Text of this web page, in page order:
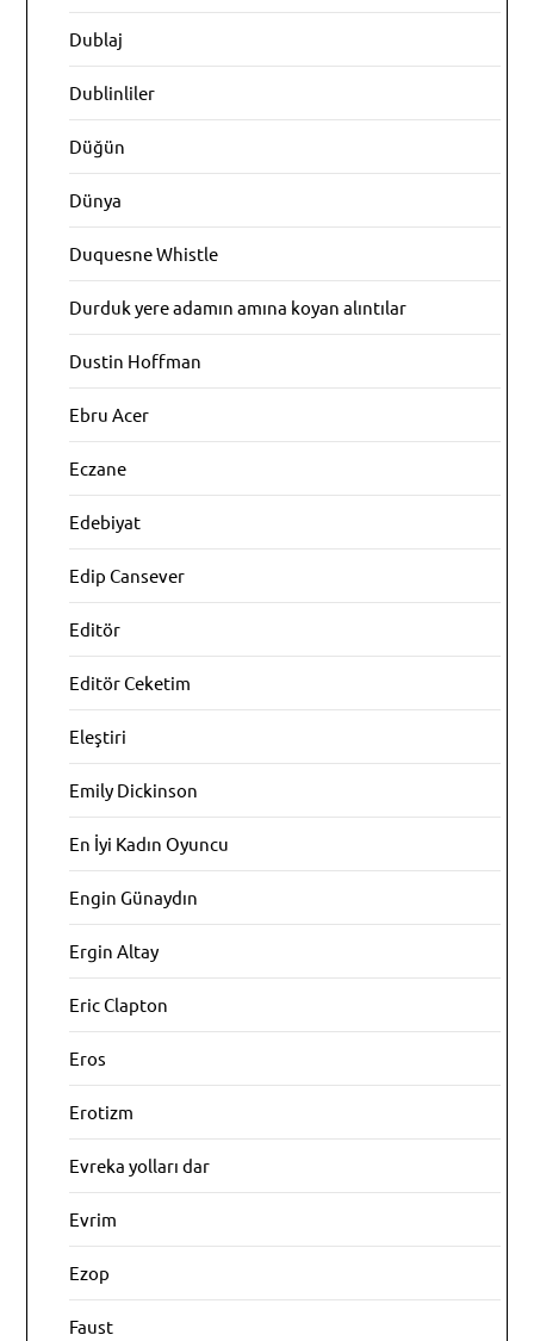
Dublaj
Dublinliler
Düğün
Dünya
Duquesne Whistle
Durduk yere adamın amına koyan alıntılar
Dustin Hoffman
Ebru Acer
Eczane
Edebiyat
Edip Cansever
Editör
Editör Ceketim
Eleştiri
Emily Dickinson
En İyi Kadın Oyuncu
Engin Günaydın
Ergin Altay
Eric Clapton
Eros
Erotizm
Evreka yolları dar
Evrim
Ezop
Faust